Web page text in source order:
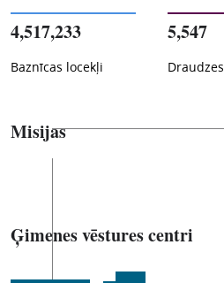
4,517,233
Baznīcas locekļi
5,547
Draudzes
Misijas
Ģimenes vēstures centri